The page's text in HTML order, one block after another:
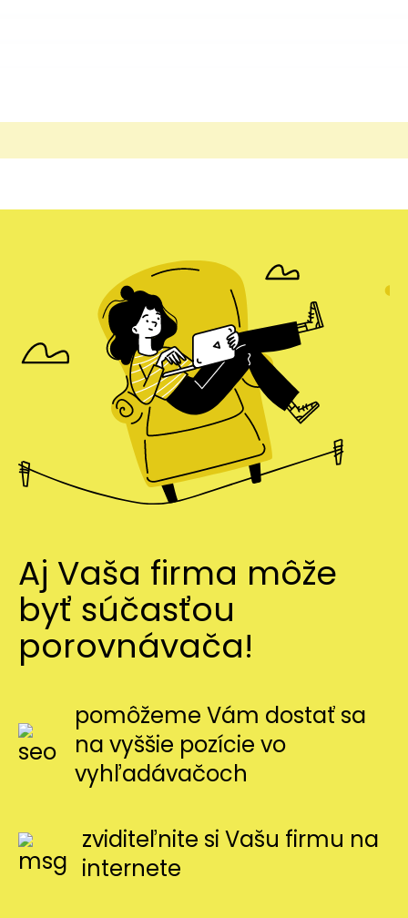
Aj Vaša firma môže
byť súčasťou
porovnávača!
pomôžeme Vám dostať sa
na vyššie pozície vo
vyhľadávačoch
zviditeľnite si Vašu firmu na
internete